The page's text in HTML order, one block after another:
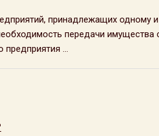
принадлежащих одному
передачи имущества
...